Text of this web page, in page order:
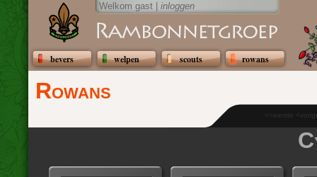
Welkom gast | inloggen
bevers welpen scouts rowans
Rowans
<<eerste